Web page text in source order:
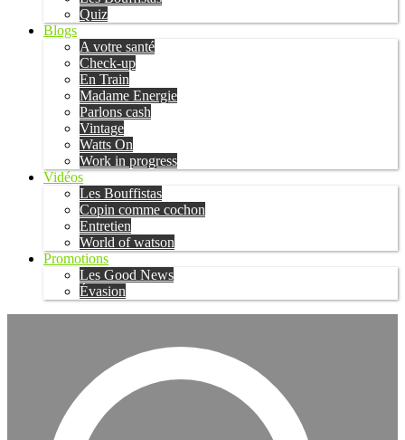
Quiz
Blogs
A votre santé
Check-up
En Train
Madame Energie
Parlons cash
Vintage
Watts On
Work in progress
Vidéos
Les Bouffistas
Copin comme cochon
Entretien
World of watson
Promotions
Les Good News
Évasion